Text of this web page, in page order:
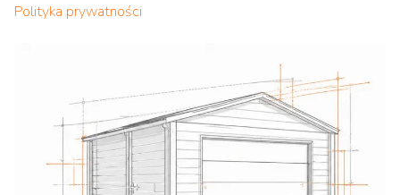
Polityka prywatności